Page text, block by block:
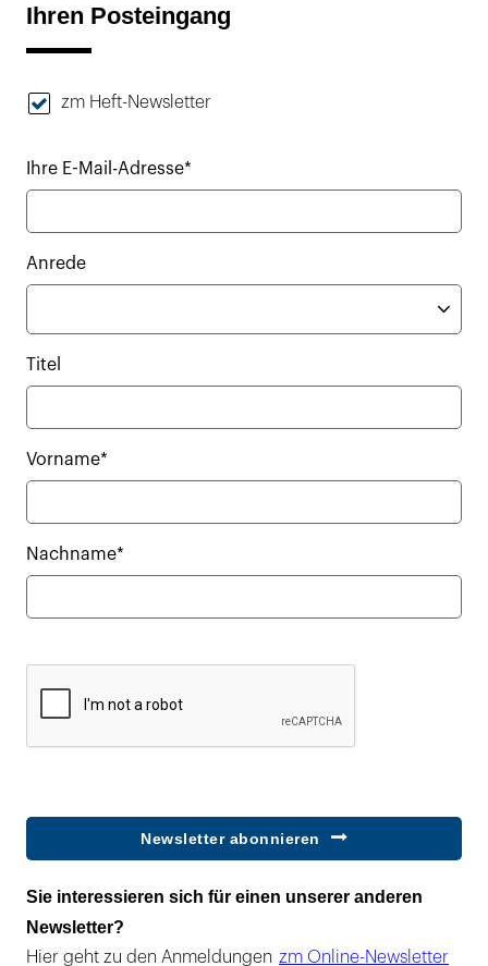
Ihren Posteingang
zm Heft-Newsletter
Ihre E-Mail-Adresse*
Anrede
Titel
Vorname*
Nachname*
Newsletter abonnieren
Sie interessieren sich für einen unserer anderen
Newsletter?
Hier geht zu den Anmeldungen zm Online-Newsletter